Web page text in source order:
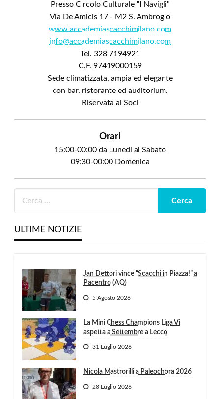
Presso Circolo Culturale "I Navigli"
Via De Amicis 17 - M2 S. Ambrogio
www.accademiascacchimilano.com
info@accademiascacchimilano.com
Tel. 328 7194921
C.F. 97419000159
Sede climatizzata, ampia ed elegante
con bar, ristorante ed auditorium.
Riservata ai Soci
Orari
15:00-00:00 da Lunedì al Sabato
09:30-00:00 Domenica
ULTIME NOTIZIE
Jan Dettori vince “Scacchi in Piazza!” a
Pacentro (AQ)
5 Agosto 2026
La Mini Chess Champions Liga Vi
aspetta a Settembre a Lecco
31 Luglio 2026
Nicola Mastrorilli a Paleochora 2026
28 Luglio 2026